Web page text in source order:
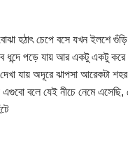
হঠাৎ চেপে বসে যখন ইলশে গুঁড়ি
পড়ে যায় আর একটু একটু
যায় অদূরে ঝাপসা আরেকটা
বলে যেই নীচে নেমে এসেছি,